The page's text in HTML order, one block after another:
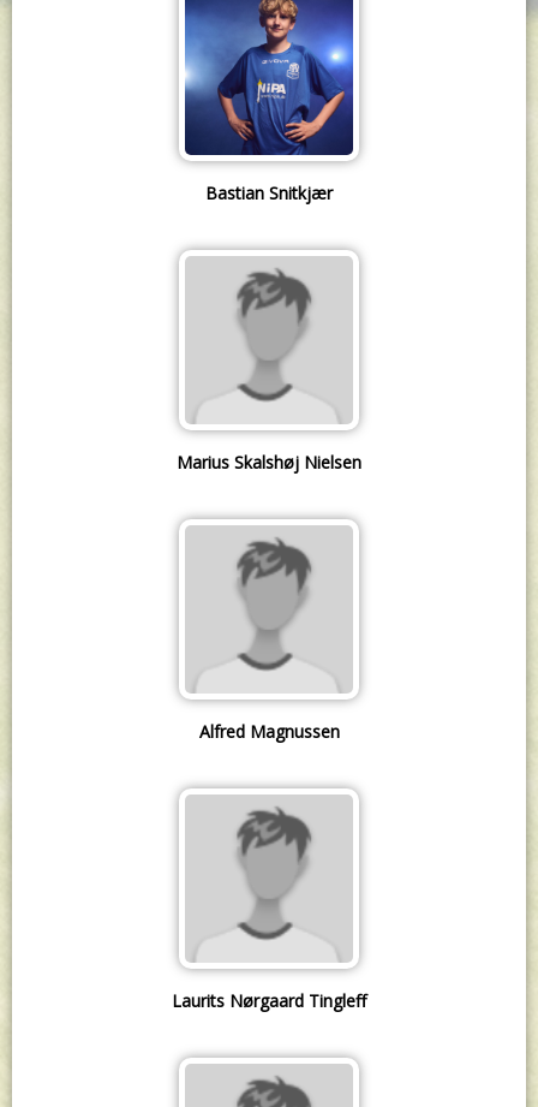
Bastian Snitkjær
Marius Skalshøj Nielsen
Alfred Magnussen
Laurits Nørgaard Tingleff